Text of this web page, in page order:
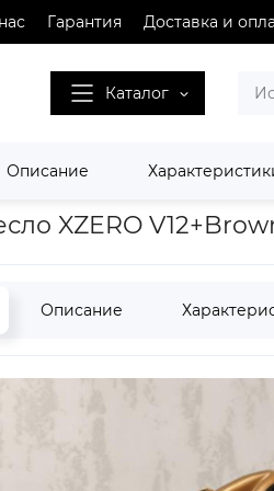
Гарантия Доставка и
Каталог
Описание
XZERO Массажное кресло
XZERO
Описание